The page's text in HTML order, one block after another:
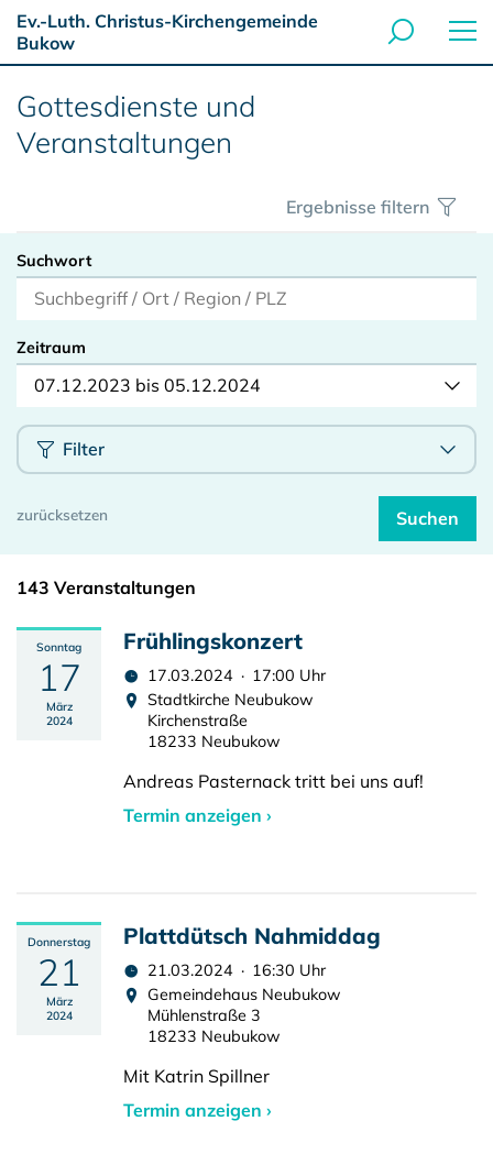
Ev.-Luth. Christus-Kirchengemeinde
Bukow
Gottesdienste und
Veranstaltungen
Ergebnisse filtern
Suchwort
Zeitraum
07.12.2023 bis 05.12.2024
Filter
143 Veranstaltungen
Sonntag
17
März
2024
Frühlingskonzert
17.03.2024 · 17:00 Uhr
Stadtkirche Neubukow
Kirchenstraße
18233 Neubukow
Andreas Pasternack tritt bei uns auf!
Termin anzeigen ›
Donnerstag
21
März
2024
Plattdütsch Nahmiddag
21.03.2024 · 16:30 Uhr
Gemeindehaus Neubukow
Mühlenstraße 3
18233 Neubukow
Mit Katrin Spillner
Termin anzeigen ›